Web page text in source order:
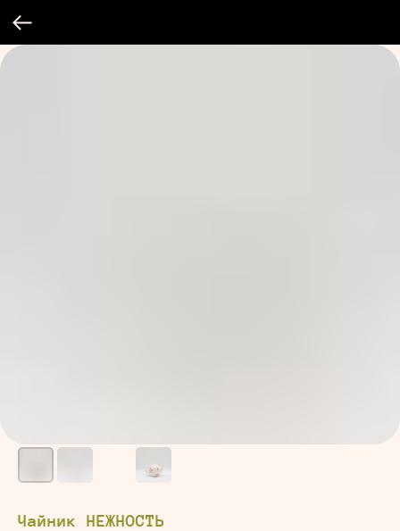
Чайник НЕЖНОСТЬ